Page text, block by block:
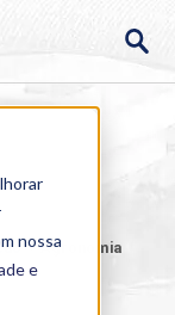
nossa
e
>Agronomia